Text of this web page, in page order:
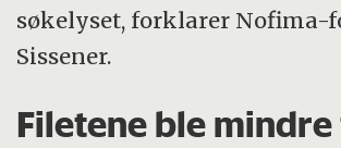
søkelyset, forklarer Nofima-
Sissener.
Filetene ble mindre